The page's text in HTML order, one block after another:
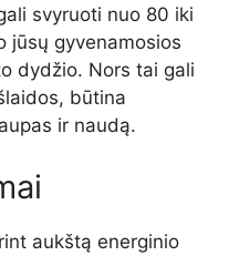
svyruoti nuo 80 iki
jūsų gyvenamosios
dydžio. Nors tai gali
būtina
ir naudą.
aukštą energinio